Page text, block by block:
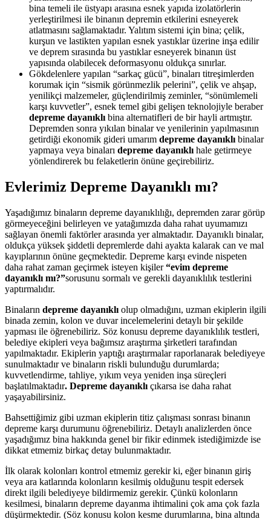
bina temeli ile üstyapı arasına esnek yapıda izolatörlerin
yerleştirilmesi ile binanın depremin etkilerini esneyerek
atlatmasını sağlamaktadır. Yalıtım sistemi için bina; çelik,
kurşun ve lastikten yapılan esnek yastıklar üzerine inşa edilir
ve deprem sırasında bu yastıklar esneyerek binanın üst
yapısında olabilecek deformasyonu oldukça sınırlar.
Gökdelenlere yapılan “sarkaç gücü”, binaları titreşimlerden
korumak için “sismik görünmezlik pelerini”, çelik ve ahşap,
yenilikçi malzemeler, güçlendirilmiş zeminler, “sönümlemeli
karşı kuvvetler”, esnek temel gibi gelişen teknolojiyle beraber
depreme dayanıklı bina alternatifleri de bir hayli artmıştır.
Depremden sonra yıkılan binalar ve yenilerinin yapılmasının
getirdiği ekonomik gideri umarım depreme dayanıklı binalar
yapmaya veya binaları depreme dayanıklı hale getirmeye
yönlendirerek bu felaketlerin önüne geçirebiliriz.
Evlerimiz Depreme Dayanıklı mı?
Yaşadığımız binaların depreme dayanıklılığı, depremden zarar görüp
görmeyeceğini belirleyen ve yatağımızda daha rahat uyumamızı
sağlayan önemli faktörler arasında yer almaktadır. Dayanıklı binalar,
oldukça yüksek şiddetli depremlerde dahi ayakta kalarak can ve mal
kayıplarının önüne geçmektedir. Depreme karşı evinde nispeten
daha rahat zaman geçirmek isteyen kişiler“evim depreme
dayanıklı mı?”sorusunu sormalı ve gerekli dayanıklılık testlerini
yaptırmalıdır.
Binaların depreme dayanıklı olup olmadığını, uzman ekiplerin ilgili
binada zemin, kolon ve duvar incelemelerini detaylı bir şekilde
yapması ile öğrenebiliriz. Söz konusu depreme dayanıklılık testleri,
belediye ekipleri veya bağımsız araştırma şirketleri tarafından
yapılmaktadır. Ekiplerin yaptığı araştırmalar raporlanarak belediyeye
sunulmaktadır ve binaların riskli bulunduğu durumlarda;
kuvvetlendirme, tahliye, yıkım veya yeniden inşa süreçleri
başlatılmaktadır. Depreme dayanıklı çıkarsa ise daha rahat
yaşayabilirsiniz.
Bahsettiğimiz gibi uzman ekiplerin titiz çalışması sonrası binanın
depreme karşı durumunu öğrenebiliriz. Detaylı analizlerden önce
yaşadığımız bina hakkında genel bir fikir edinmek istediğimizde ise
dikkat etmemiz birkaç detay bulunmaktadır.
İlk olarak kolonları kontrol etmemiz gerekir ki, eğer binanın giriş
veya ara katlarında kolonların kesilmiş olduğunu tespit edersek
direkt ilgili belediyeye bildirmemiz gerekir. Çünkü kolonların
kesilmesi, binaların depreme dayanma ihtimalini çok ama çok fazla
düşürmektedir. (Söz konusu kolon kesme durumlarına, bina altında